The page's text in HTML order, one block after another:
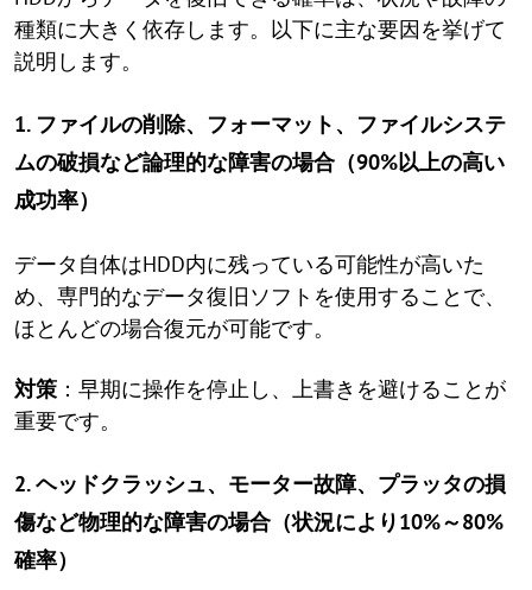
種類に大きく依存します。以下に主な要因を挙げて
説明します。
1. ファイルの削除、フォーマット、ファイルシステ
ムの破損など論理的な障害の場合（90%以上の高い
成功率）
データ自体はHDD内に残っている可能性が高いた
め、専門的なデータ復旧ソフトを使用することで、
ほとんどの場合復元が可能です。
対策 ：早期に操作を停止し、上書きを避けることが
重要です。
2. ヘッドクラッシュ、モーター故障、プラッタの損
傷など物理的な障害の場合（状況により10%～80%
確率）